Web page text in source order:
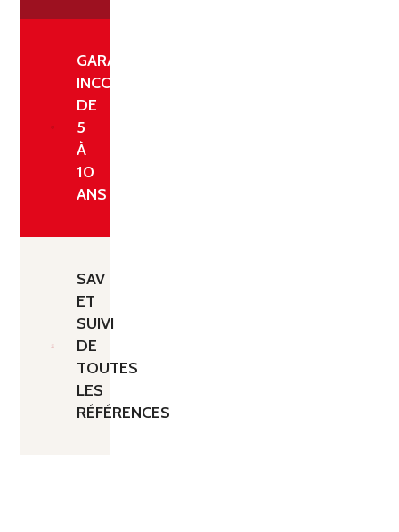
GARANTIE
INCONDITIONNELLE
DE
5
À
10
ANS
SAV
ET
SUIVI
DE
TOUTES
LES
RÉFÉRENCES